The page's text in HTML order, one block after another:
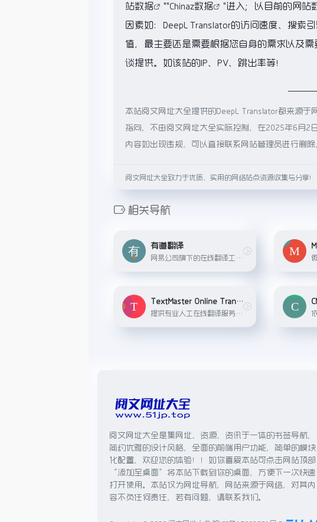
站数据
""Chinaz数据
"进入；以目前的网站
因素如：DeepL Translator的访问速度、搜索
值，最主要还是需要根据您自身的需求以及
谈提供。如该站的IP、PV、跳出率等！
本站阅文网址大全提供的DeepL Translator都来源
指向，不由阅文网址大全实际控制，在2025年6月2
内容如出现违规，可以直接联系网站管理员进行删
阅文网址大全致力于优质、实用的网络站点资源收集与分享！
相关导航
有道翻译
网易公司旗下的在线翻译工具，提供多语种之间的文本翻译、网页翻译、文档翻译以及拍照翻译等多种功能，同时还有智能词典查询服务，支持海量词汇和例句学习。
TextMaster Online Translation
提供专业人工在线翻译服务，特别适用于高质量文档翻译需求。
阅文网址大全是集网址、资源、资讯于一体的书签导航，
简约优雅的设计风格，全面的前端用户功能，简单的模块
化配置，欢迎您的体验！！如你喜爱本站可点击网站顶部
“添加至桌面”将本站下载到你的桌面，方便下一次快速
打开使用。本站仅为网址导航，网站来源于网络，对其内
容不负任何责任，若有问题，请联系我们。